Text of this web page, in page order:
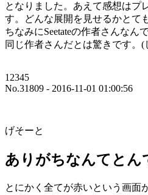
となりました。あえて感想はプ
す。どんな展開を見せるかとて
ちなみにSeetateの作者さんなん
同じ作者さんだとは驚きです。
12345
No.31809 - 2016-11-01 01:00:56
げそーと
ありがちなんてとん
とにかく全てが赤いという画面